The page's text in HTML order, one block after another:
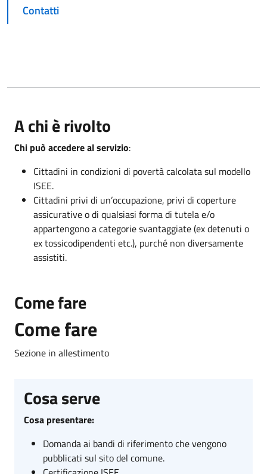
Contatti
A chi è rivolto
Chi può accedere al servizio:
Cittadini in condizioni di povertà calcolata sul modello
ISEE.
Cittadini privi di un’occupazione, privi di coperture
assicurative o di qualsiasi forma di tutela e/o
appartengono a categorie svantaggiate (ex detenuti o
ex tossicodipendenti etc.), purché non diversamente
assistiti.
Come fare
Come fare
Sezione in allestimento
Cosa serve
Cosa presentare:
Domanda ai bandi di riferimento che vengono
pubblicati sul sito del comune.